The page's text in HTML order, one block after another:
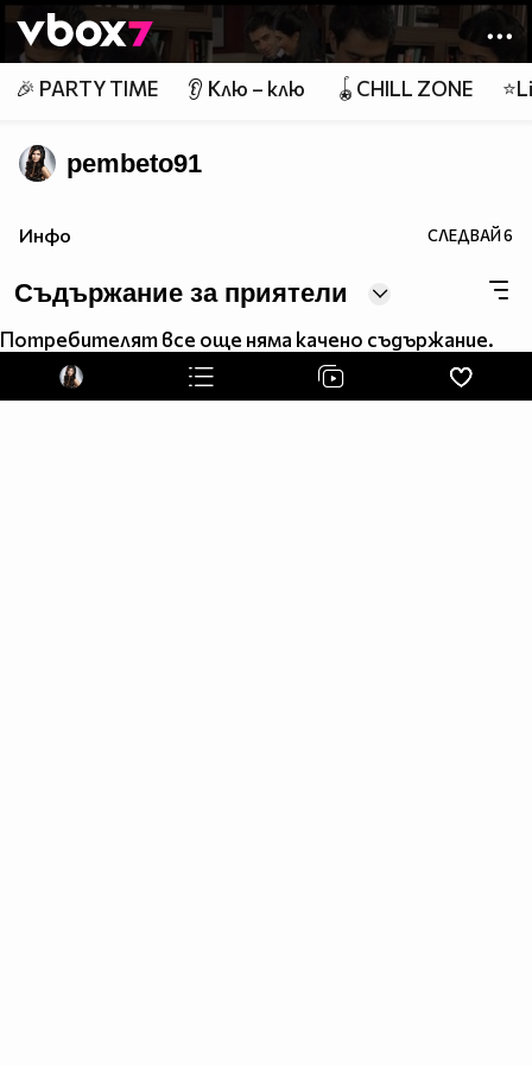
Member of
👾
🎉 PARTY TIME 👂 Клю – клю 🪀CHILL ZONE
pembeto91
Инфо СЛЕДВАЙ6
Съдържание за приятели
Потребителят все още няма качено съдържание.